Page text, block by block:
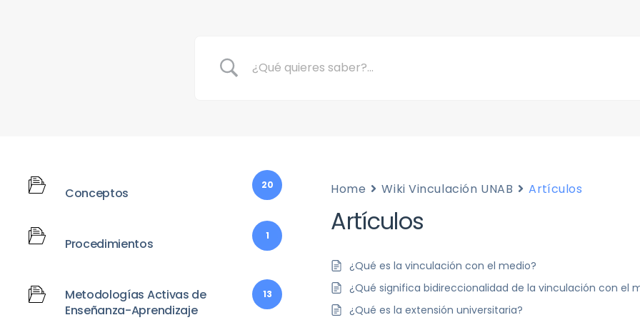
Conceptos
20
Procedimientos
1
Metodologías Activas de
Enseñanza-Aprendizaje
13
Home Wiki Vinculación UNAB Artículos
Artículos
¿Qué es la vinculación con el medio?
¿Qué significa bidireccionalidad de la vinculación con el
¿Qué es la extensión universitaria?